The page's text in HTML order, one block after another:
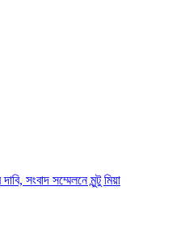
সংবাদ সম্মেলনে মুন্টু মিয়া